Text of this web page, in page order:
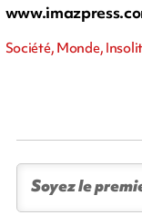
Société, Monde,